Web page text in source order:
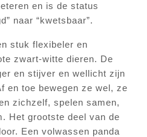
en is de status
naar “kwetsbaar”.
stuk flexibeler en
zwart-witte dieren. De
en stijver en wellicht zijn
en toe bewegen ze wel, ze
zichzelf, spelen samen,
Het grootste deel van de
Een volwassen panda